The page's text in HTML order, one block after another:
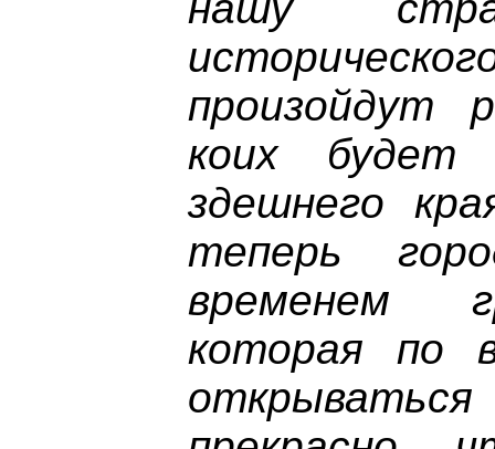
произойдут
коих будет
здешнего
теперь
временем
которая по